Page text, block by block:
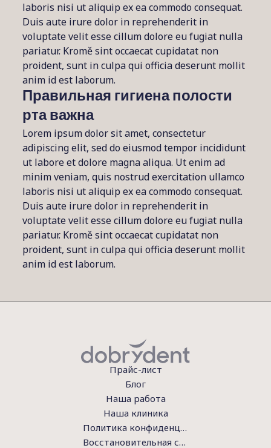
laboris nisi ut aliquip ex ea commodo consequat.
Duis aute irure dolor in reprehenderit in
voluptate velit esse cillum dolore eu fugiat nulla
pariatur. Kromě sint occaecat cupidatat non
proident, sunt in culpa qui officia deserunt mollit
anim id est laborum.
Правильная гигиена полости
рта важна
Lorem ipsum dolor sit amet, consectetur
adipiscing elit, sed do eiusmod tempor incididunt
ut labore et dolore magna aliqua. Ut enim ad
minim veniam, quis nostrud exercitation ullamco
laboris nisi ut aliquip ex ea commodo consequat.
Duis aute irure dolor in reprehenderit in
voluptate velit esse cillum dolore eu fugiat nulla
pariatur. Kromě sint occaecat cupidatat non
proident, sunt in culpa qui officia deserunt mollit
anim id est laborum.
Прайс-лист
Блог
Наша работа
Наша клиника
Политика конфиденциальности
Восстановительная стоматология